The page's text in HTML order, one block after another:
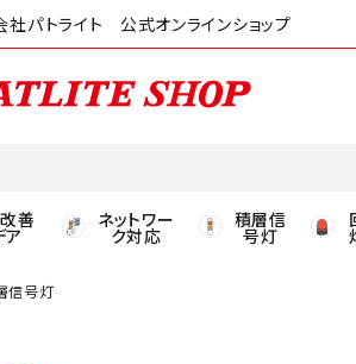
社パトライト 公式オンラインショップ
善
ア
ネットワー
ク対応
積層信
号灯
信号灯